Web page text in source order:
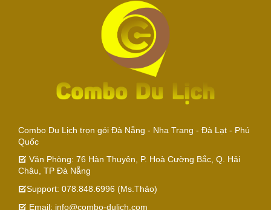
Combo Du Lịch trọn gói Đà Nẵng - Nha Trang - Đà Lạt - Phú
Quốc
Văn Phòng: 76 Hàn Thuyên, P. Hoà Cường Bắc, Q. Hải
Châu, TP Đà Nẵng
Support: 078.848.6996 (Ms.Thảo)
Email: info@combo-dulich.com